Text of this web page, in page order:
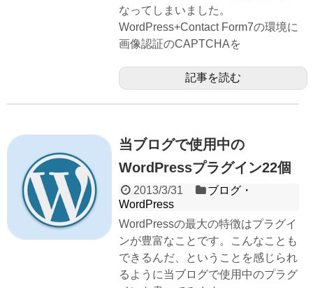
なってしまいました。
WordPress+Contact Form7の環境に
画像認証のCAPTCHAを
記事を読む
当ブログで使用中の
WordPressプラグイン22個
2013/3/31
ブログ・
WordPress
WordPressの最大の特徴はプラグイ
ンが豊富なことです。こんなことも
できるんだ、ということを感じられ
るように当ブログで使用中のプラグ